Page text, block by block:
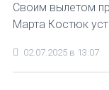
Своим вылетом
Марта Костюк
02.07.2025 в 13:07